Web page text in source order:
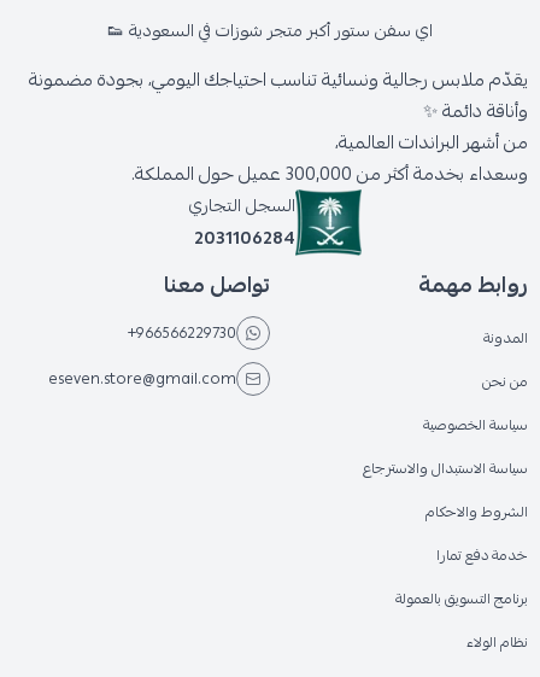
اي سفن ستور أكبر متجر شوزات في السعودية 👟
يقدّم ملابس رجالية ونسائية تناسب احتياجك اليومي، بجودة مضمونة
وأناقة دائمة ✨
من أشهر البراندات العالمية،
وسعداء بخدمة أكثر من 300,000 عميل حول المملكة.
السجل التجاري
2031106284
روابط مهمة
المدونة
من نحن
سياسة الخصوصية
سياسة الاستبدال والاسترجاع
الشروط والاحكام
خدمة دفع تمارا
برنامج التسويق بالعمولة
نظام الولاء
تواصل معنا
+966566229730
eseven.store@gmail.com